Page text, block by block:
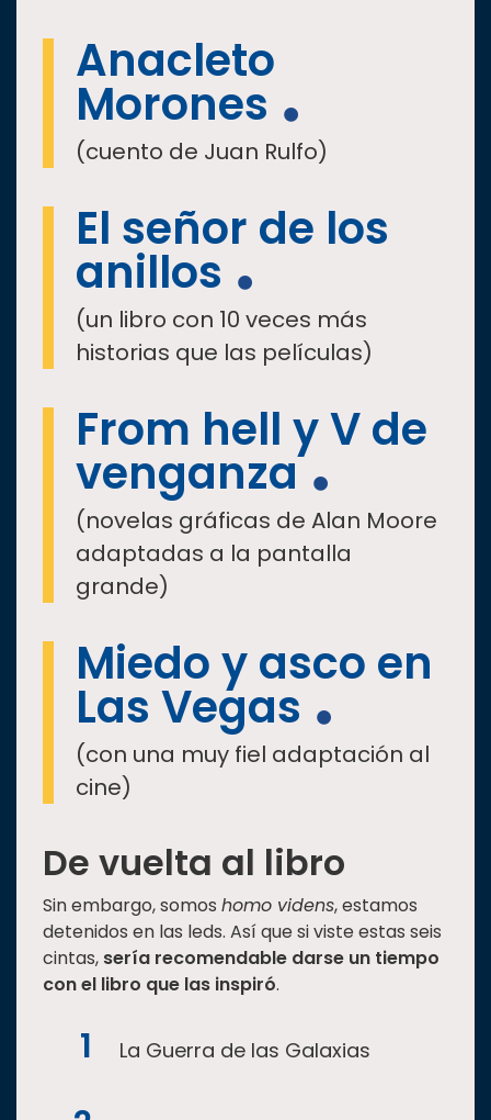
Anacleto
Morones
(cuento de Juan Rulfo)
El señor de los
anillos
(un libro con 10 veces más
historias que las películas)
From hell y V de
venganza
(novelas gráficas de Alan Moore
adaptadas a la pantalla
grande)
Miedo y asco en
Las Vegas
(con una muy fiel adaptación al
cine)
De vuelta al libro
Sin embargo, somos homo videns, estamos
detenidos en las leds. Así que si viste estas seis
cintas, sería recomendable darse un tiempo
con el libro que las inspiró.
La Guerra de las Galaxias